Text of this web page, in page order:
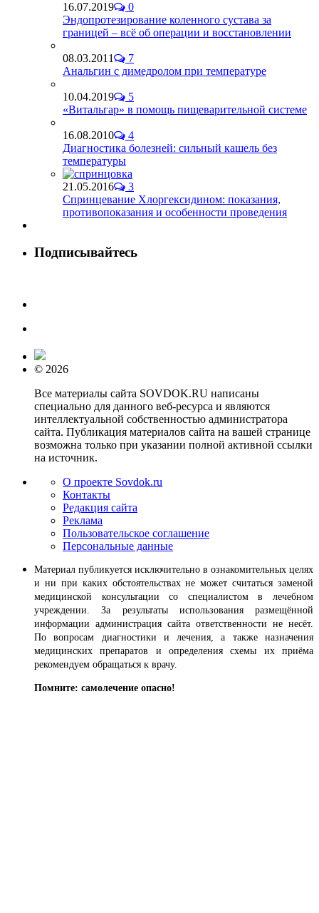
16.07.2019
0
Эндопротезирование коленного сустава за
границей – всё об операции и восстановлении
08.03.2011
7
Анальгин с димедролом при температуре
10.04.2019
5
«Витальгар» в помощь пищеварительной системе
16.08.2010
4
Диагностика болезней: сильный кашель без
температуры
21.05.2016
3
Спринцевание Хлоргексидином: показания,
противопоказания и особенности проведения
Подписывайтесь
© 2026
Все материалы сайта SOVDOK.RU написаны
специально для данного веб-ресурса и являются
интеллектуальной собственностью администратора
сайта. Публикация материалов сайта на вашей странице
возможна только при указании полной активной ссылки
на источник.
О проекте Sovdok.ru
Контакты
Редакция сайта
Реклама
Пользовательское соглашение
Персональные данные
Материал публикуется исключительно в ознакомительных целях
и ни при каких обстоятельствах не может считаться заменой
медицинской консультации со специалистом в лечебном
учреждении. За результаты использования размещённой
информации администрация сайта ответственности не несёт.
По вопросам диагностики и лечения, а также назначения
медицинских препаратов и определения схемы их приёма
рекомендуем обращаться к врачу.
Помните: самолечение опасно!